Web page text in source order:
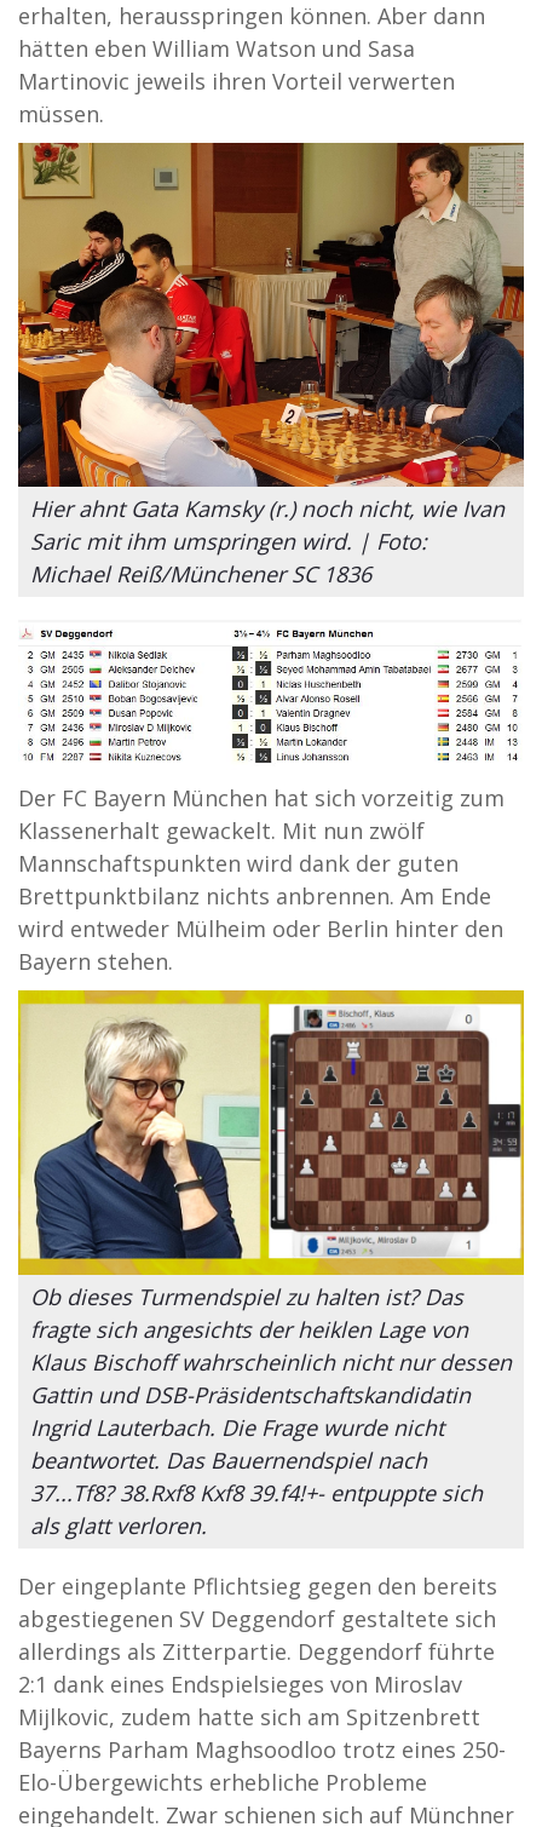
erhalten, herausspringen können. Aber dann
hätten eben William Watson und Sasa
Martinovic jeweils ihren Vorteil verwerten
müssen.
Hier ahnt Gata Kamsky (r.) noch nicht, wie Ivan
Saric mit ihm umspringen wird. | Foto:
Michael Reiß/Münchener SC 1836
Der FC Bayern München hat sich vorzeitig zum
Klassenerhalt gewackelt. Mit nun zwölf
Mannschaftspunkten wird dank der guten
Brettpunktbilanz nichts anbrennen. Am Ende
wird entweder Mülheim oder Berlin hinter den
Bayern stehen.
Ob dieses Turmendspiel zu halten ist? Das
fragte sich angesichts der heiklen Lage von
Klaus Bischoff wahrscheinlich nicht nur dessen
Gattin und DSB-Präsidentschaftskandidatin
Ingrid Lauterbach. Die Frage wurde nicht
beantwortet. Das Bauernendspiel nach
37...Tf8? 38.Rxf8 Kxf8 39.f4!+- entpuppte sich
als glatt verloren.
Der eingeplante Pflichtsieg gegen den bereits
abgestiegenen SV Deggendorf gestaltete sich
allerdings als Zitterpartie. Deggendorf führte
2:1 dank eines Endspielsieges von Miroslav
Mijlkovic, zudem hatte sich am Spitzenbrett
Bayerns Parham Maghsoodloo trotz eines 250-
Elo-Übergewichts erhebliche Probleme
eingehandelt. Zwar schienen sich auf Münchner